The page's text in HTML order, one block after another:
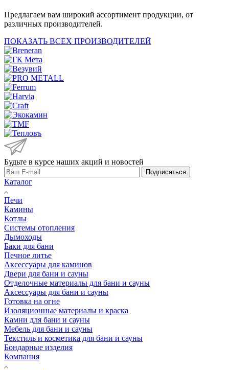
Предлагаем вам широкий ассортимент продукции, от
различных производителей.
ПОКАЗАТЬ ВСЕХ ПРОИЗВОДИТЕЛЕЙ
Будьте в курсе наших акций и новостей
Подписаться
Каталог
Печи
Камины
Котлы
Системы отопления
Дымоходы
Баки для бани
Печное литье
Аксессуары для каминов
Двери для бани и сауны
Отделочные материалы для бани и сауны
Аксессуары для бани и сауны
Готовка на огне
Изоляционные материалы и краска
Камни для бани и сауны
Мебель для бани и сауны
Текстиль и косметика для бани и сауны
Бондарные изделия
Компания